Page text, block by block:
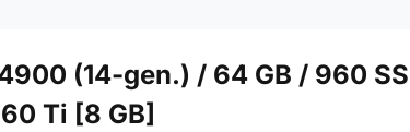
(14-gen.) / 64 GB / 960
Ti [8 GB]